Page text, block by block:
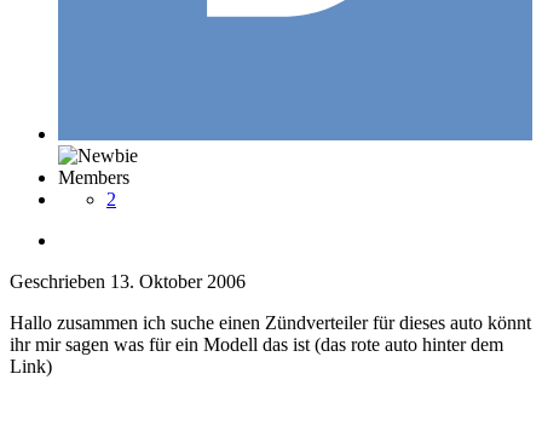
Members
2
Geschrieben 13. Oktober 2006
Hallo zusammen ich suche einen Zündverteiler für dieses auto könnt
ihr mir sagen was für ein Modell das ist (das rote auto hinter dem
Link)